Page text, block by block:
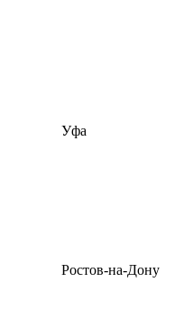
Уфа
Ростов-на-Дону